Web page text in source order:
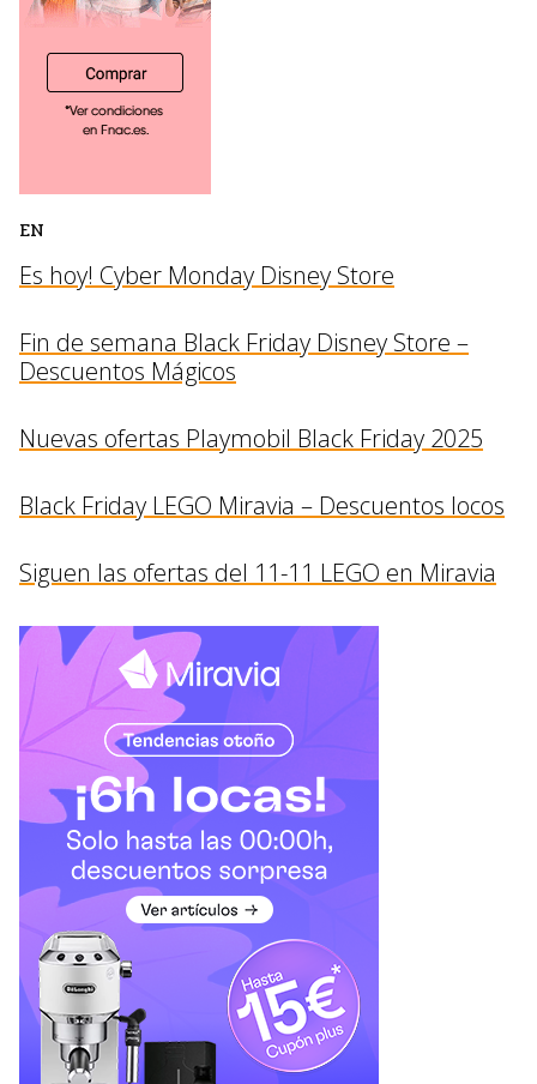
EN
Es hoy! Cyber Monday Disney Store
Fin de semana Black Friday Disney Store –
Descuentos Mágicos
Nuevas ofertas Playmobil Black Friday 2025
Black Friday LEGO Miravia – Descuentos locos
Siguen las ofertas del 11-11 LEGO en Miravia